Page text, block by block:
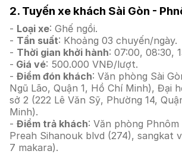
2. Tuyến xe khách Sài Gòn -
- Loại xe: Ghế ngồi.
- Tần suất: Khoảng 03 chuyến/ngày.
- Thời gian khởi hành: 07:00, 08:30,
- Giá vé: 500.000 VNĐ/lượt.
- Điểm đón khách: Văn phòng Sài
Ngũ Lão, Quận 1, Hồ Chí Minh), Đại
sở 2 (222 Lê Văn Sỹ, Phường 14,
Minh).
- Điểm trả khách: Văn phòng
Preah Sihanouk blvd (274), sangkat
7 makara).